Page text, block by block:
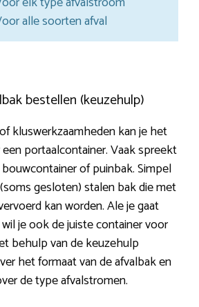
alle soorten afval
bestellen (keuzehulp)
kluswerkzaamheden kan je het
portaalcontainer. Vaak spreekt
of puinbak. Simpel
gesloten) stalen bak die met
kan worden. Ale je gaat
je ook de juiste container voor
behulp van de keuzehulp
het formaat van de afvalbak en
de type afvalstromen.